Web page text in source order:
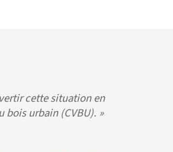
cette situation en
urbain (CVBU). »